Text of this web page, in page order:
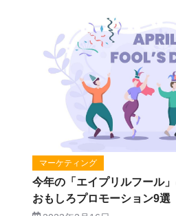
マーケティング
今年の「エイプリルフール
おもしろプロモーション9選